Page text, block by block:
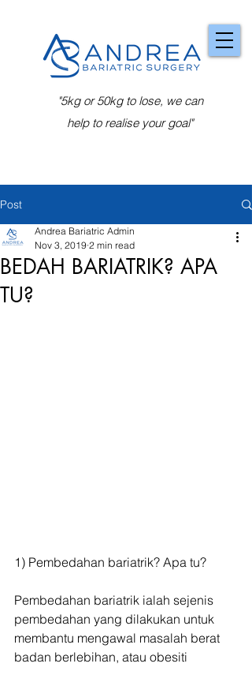
"5kg or 50kg to lose, we can
help to realise your goal"
Post
BEDAH BARIATRIK? APA
TU?
Andrea Bariatric Admin
Nov 3, 2019 2 min read
1) Pembedahan bariatrik? Apa tu?
Pembedahan bariatrik ialah sejenis
pembedahan yang dilakukan untuk
membantu mengawal masalah berat
badan berlebihan, atau obesiti